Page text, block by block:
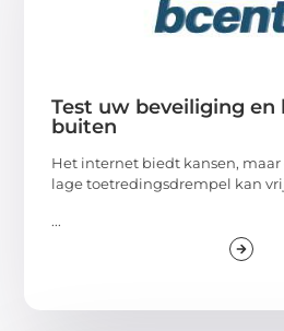
Test uw beveiliging en
buiten
Het internet biedt kansen, maar
lage toetredingsdrempel kan
...